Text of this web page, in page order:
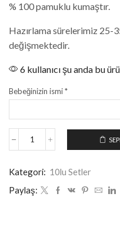
% 100 pamuklu kumaştır.
Hazırlama sürelerimiz 25-
değişmektedir.
6 kullanıcı şu anda bu
Bebeğinizin ismi*
Kategori: 10lu Setler
Paylaş: